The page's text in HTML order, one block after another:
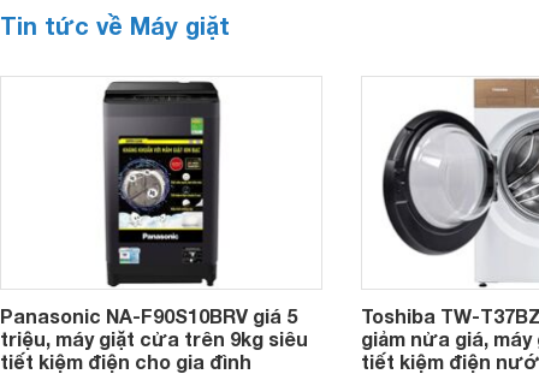
Tin tức về Máy giặt
Panasonic NA-F90S10BRV giá 5
triệu, máy giặt cửa trên 9kg siêu
tiết kiệm điện cho gia đình
Toshiba TW-
giảm nửa giá,
tiết kiệm điện